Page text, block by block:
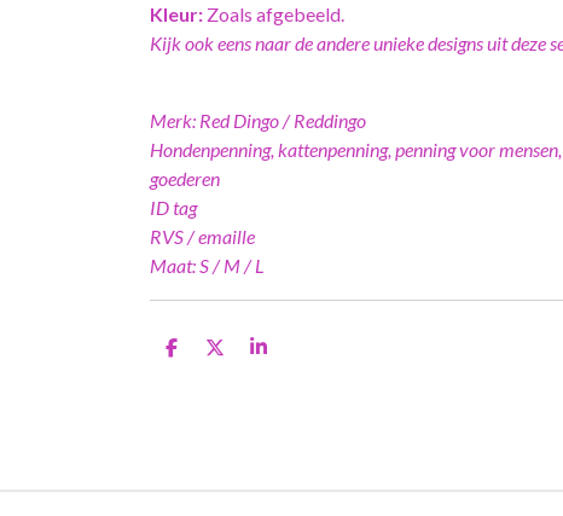
Kleur: Zoals afgebeeld.
Kijk ook eens naar de andere unieke designs uit deze
Merk: Red Dingo / Reddingo
Hondenpenning, kattenpenning, penning voor
goederen
ID tag
RVS / emaille
Maat: S / M / L
D
D
S